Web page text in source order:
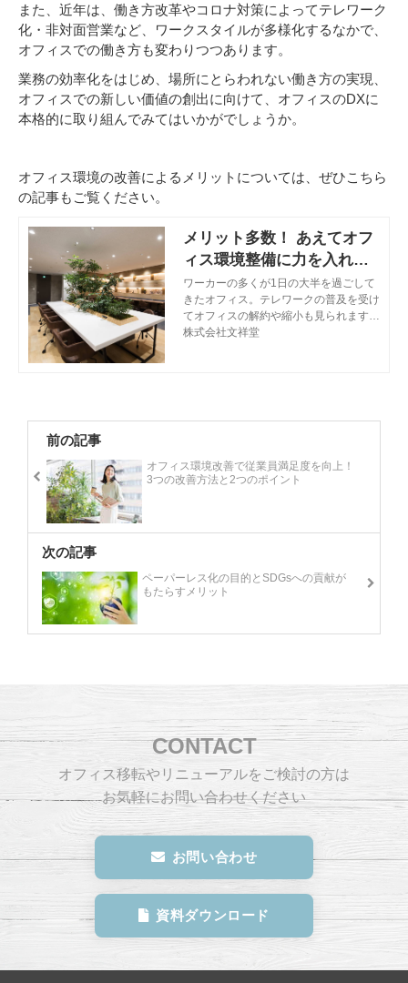
また、近年は、働き方改革やコロナ対策によってテレワーク
化・非対面営業など、ワークスタイルが多様化するなかで、
オフィスでの働き方も変わりつつあります。
業務の効率化をはじめ、場所にとらわれない働き方の実現、
オフィスでの新しい価値の創出に向けて、オフィスのDXに
本格的に取り組んでみてはいかがでしょうか。
オフィス環境の改善によるメリットについては、ぜひこちら
の記事もご覧ください。
メリット多数！ あえてオフ
ィス環境整備に力を入れる
理由とは？
ワーカーの多くが1日の大半を過ごして
きたオフィス。テレワークの普及を受け
てオフィスの解約や縮小も見られます
が、オフィス利用の目的を見直し、特化
株式会社文祥堂
前の記事
オフィス環境改善で従業員満足度を向上！
3つの改善方法と2つのポイント
次の記事
ペーパーレス化の目的とSDGsへの貢献が
もたらすメリット
CONTACT
オフィス移転やリニューアルをご検討の方は
お気軽にお問い合わせください
お問い合わせ
資料ダウンロード